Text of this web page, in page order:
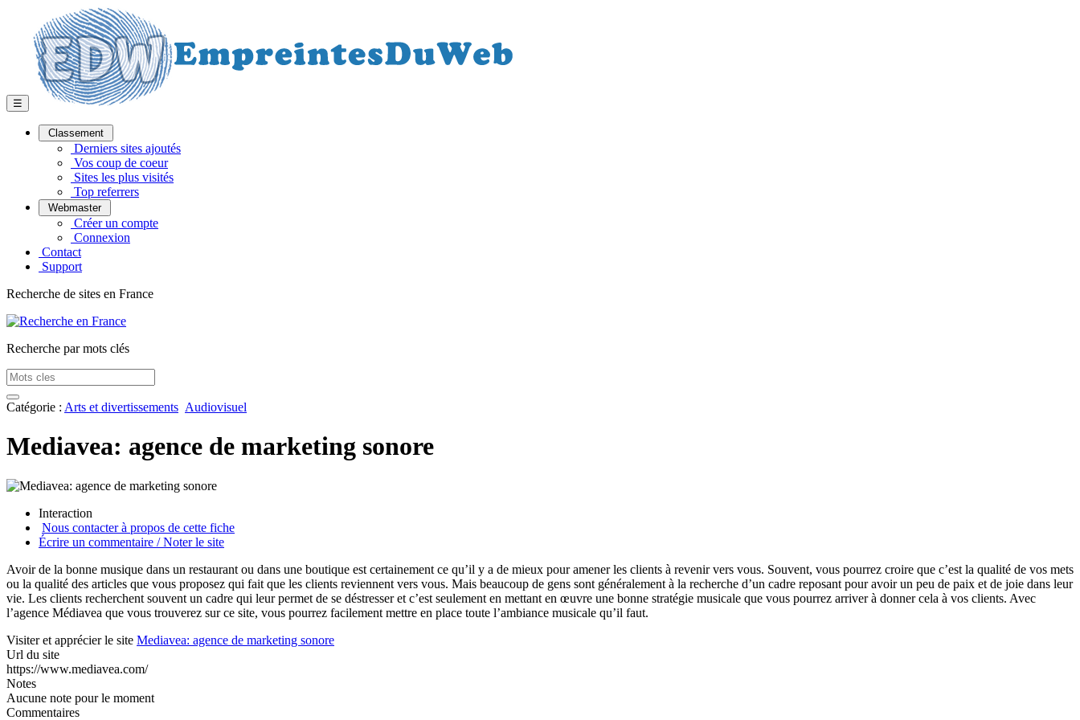
☰
Classement
Derniers sites ajoutés
Vos coup de coeur
Sites les plus visités
Top referrers
Webmaster
Créer un compte
Connexion
Contact
Support
Recherche de sites en France
Recherche par mots clés
Catégorie : Arts et divertissements Audiovisuel
Mediavea: agence de marketing sonore
Interaction
Nous contacter à propos de cette fiche
Écrire un commentaire / Noter le site
Avoir de la bonne musique dans un restaurant ou dans une boutique est certainement ce qu’il y a de mieux pour amener les clients à revenir vers vous. Souvent, vous pourrez croire que c’est la qualité de vos mets
ou la qualité des articles que vous proposez qui fait que les clients reviennent vers vous. Mais beaucoup de gens sont généralement à la recherche d’un cadre reposant pour avoir un peu de paix et de joie dans leur
vie. Les clients recherchent souvent un cadre qui leur permet de se déstresser et c’est seulement en mettant en œuvre une bonne stratégie musicale que vous pourrez arriver à donner cela à vos clients. Avec
l’agence Médiavea que vous trouverez sur ce site, vous pourrez facilement mettre en place toute l’ambiance musicale qu’il faut.
Visiter et apprécier le site Mediavea: agence de marketing sonore
Url du site
https://www.mediavea.com/
Notes
Aucune note pour le moment
Commentaires